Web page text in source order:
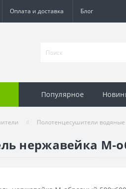
Оплата и доставка Блог
Популярное
Полотенцесушители водяные
нержавейка М-